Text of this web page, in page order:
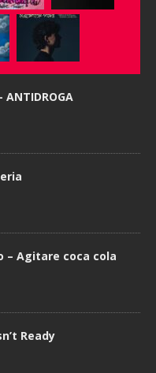
ANTIDROGA
– Agitare coca cola
Ready